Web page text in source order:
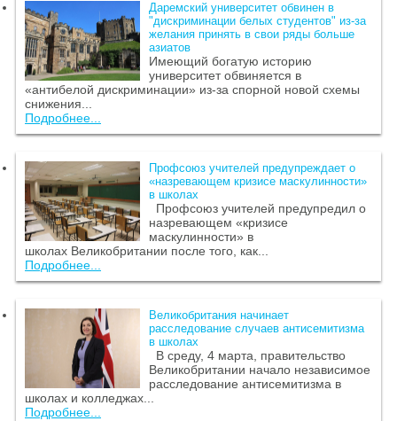
Даремский университет обвинен в
"дискриминации белых студентов" из-за
желания принять в свои ряды больше
азиатов
Имеющий богатую историю
университет обвиняется в
«антибелой дискриминации» из-за спорной новой схемы
снижения...
Подробнее...
Профсоюз учителей предупреждает о
«назревающем кризисе маскулинности»
в школах
Профсоюз учителей предупредил о
назревающем «кризисе
маскулинности» в
школах Великобритании после того, как...
Подробнее...
Великобритания начинает
расследование случаев антисемитизма
в школах
В среду, 4 марта, правительство
Великобритании начало независимое
расследование антисемитизма в
школах и колледжах...
Подробнее...